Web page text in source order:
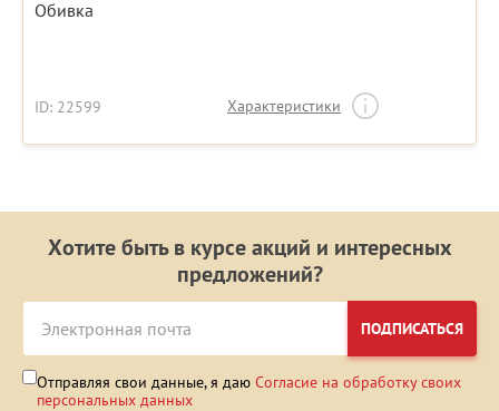
Обивка
ID: 22599 Характеристики
Хотите быть в курсе акций и интересных
предложений?
ПОДПИСАТЬСЯ
Отправляя свои данные, я даю Согласие на обработку своих
персональных данных